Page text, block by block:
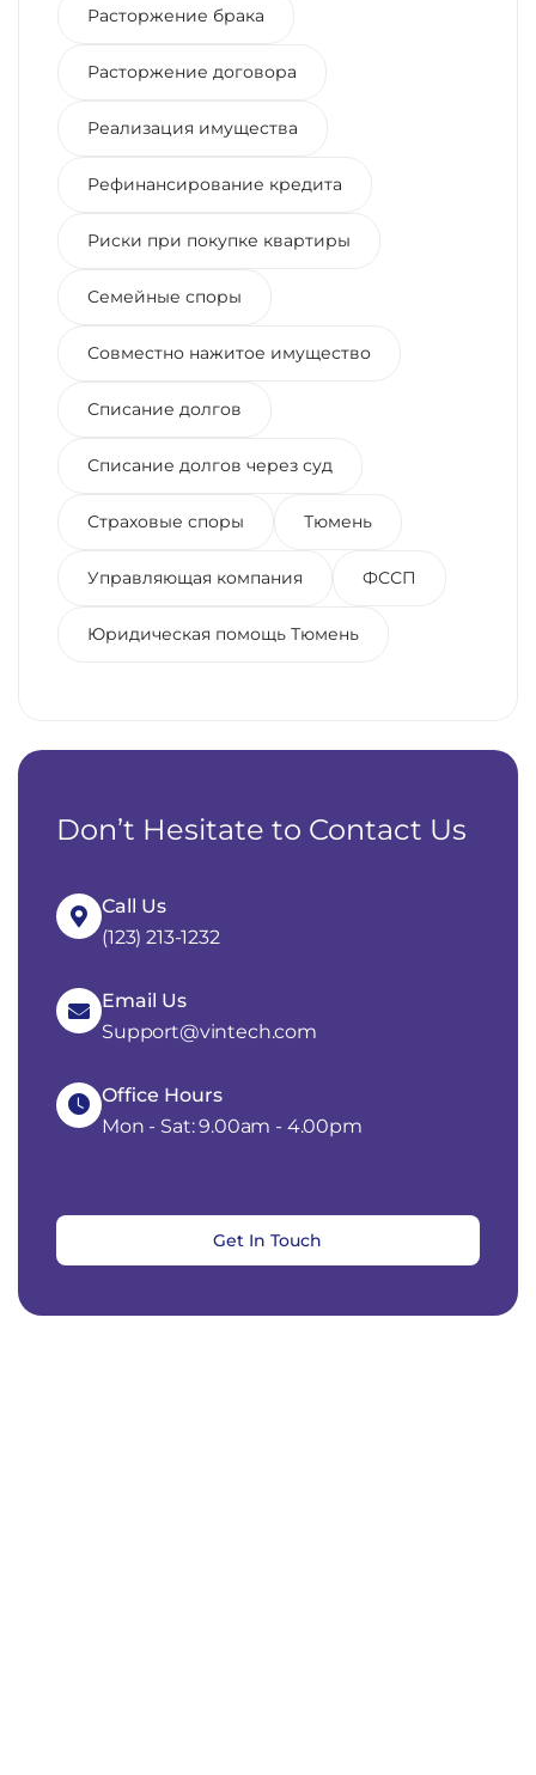
Расторжение брака
Расторжение договора
Реализация имущества
Рефинансирование кредита
Риски при покупке квартиры
Семейные споры
Совместно нажитое имущество
Списание долгов
Списание долгов через суд
Страховые споры Тюмень
Управляющая компания ФССП
Юридическая помощь Тюмень
Don’t Hesitate to Contact Us
Call Us
(123) 213-1232
Email Us
Support@vintech.com
Office Hours
Mon - Sat: 9.00am - 4.00pm